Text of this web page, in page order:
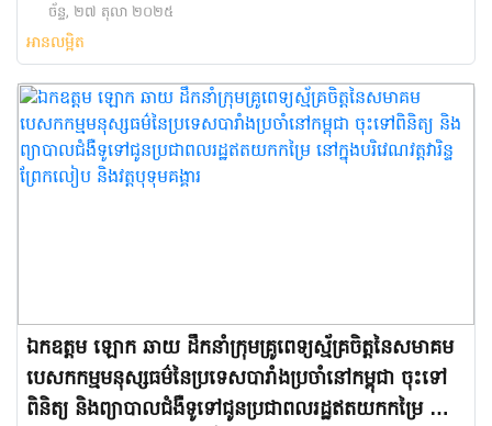
ច័ន្ទ, ២៧ តុលា ២០២៥
អានលម្អិត
ឯកឧត្តម ឡោក ឆាយ ដឹកនាំក្រុមគ្រូពេទ្យស្ម័គ្រចិត្តនៃសមាគម
បេសកកម្មមនុស្សធម៌នៃប្រទេសបារាំងប្រចាំនៅកម្ពុជា ចុះទៅ
ពិនិត្យ និងព្យាបាលជំងឺទូទៅជូនប្រជាពលរដ្ឋឥតយកកម្រៃ នៅ